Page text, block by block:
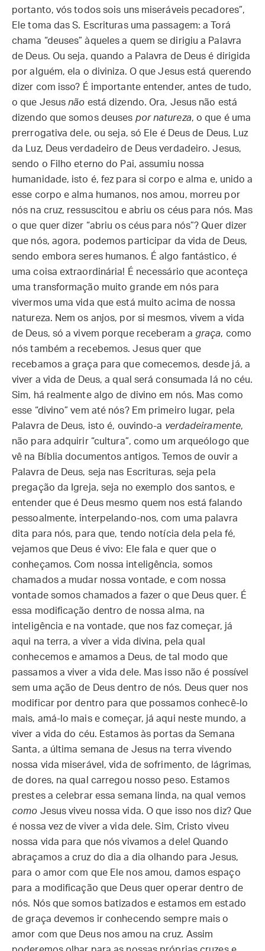
portanto, vós todos sois uns miseráveis pecadores”,
Ele toma das S. Escrituras uma passagem: a Torá
chama “deuses” àqueles a quem se dirigiu a Palavra
de Deus. Ou seja, quando a Palavra de Deus é dirigida
por alguém, ela o diviniza. O que Jesus está querendo
dizer com isso? É importante entender, antes de tudo,
o que Jesusnão está dizendo. Ora, Jesus não está
dizendo que somos deuses por natureza, o que é uma
prerrogativa dele, ou seja, só Ele é Deus de Deus, Luz
da Luz, Deus verdadeiro de Deus verdadeiro. Jesus,
sendo o Filho eterno do Pai, assumiu nossa
humanidade, isto é, fez para si corpo e alma e, unido a
esse corpo e alma humanos, nos amou, morreu por
nós na cruz, ressuscitou e abriu os céus para nós. Mas
o que quer dizer “abriu os céus para nós”? Quer dizer
que nós, agora, podemos participar da vida de Deus,
sendo embora seres humanos. É algo fantástico, é
uma coisa extraordinária! É necessário que aconteça
uma transformação muito grande em nós para
vivermos uma vida que está muito acima de nossa
natureza. Nem os anjos, por si mesmos, vivem a vida
de Deus, só a vivem porque receberam a graça, como
nós também a recebemos. Jesus quer que
recebamos a graça para que comecemos, desde já, a
viver a vida de Deus, a qual será consumada lá no céu.
Sim, há realmente algo de divino em nós. Mas como
esse “divino” vem até nós? Em primeiro lugar, pela
Palavra de Deus, isto é, ouvindo-a verdadeiramente,
não para adquirir “cultura”, como um arqueólogo que
vê na Bíblia documentos antigos. Temos de ouvir a
Palavra de Deus, seja nas Escrituras, seja pela
pregação da Igreja, seja no exemplo dos santos, e
entender que é Deus mesmo quem nos está falando
pessoalmente, interpelando-nos, com uma palavra
dita para nós, para que, tendo notícia dela pela fé,
vejamos que Deus é vivo: Ele fala e quer que o
conheçamos. Com nossa inteligência, somos
chamados a mudar nossa vontade, e com nossa
vontade somos chamados a fazer o que Deus quer. É
essa modificação dentro de nossa alma, na
inteligência e na vontade, que nos faz começar, já
aqui na terra, a viver a vida divina, pela qual
conhecemos e amamos a Deus, de tal modo que
passamos a viver a vida dele. Mas isso não é possível
sem uma ação de Deus dentro de nós. Deus quer nos
modificar por dentro para que possamos conhecê-lo
mais, amá-lo mais e começar, já aqui neste mundo, a
viver a vida do céu. Estamos às portas da Semana
Santa, a última semana de Jesus na terra vivendo
nossa vida miserável, vida de sofrimento, de lágrimas,
de dores, na qual carregou nosso peso. Estamos
prestes a celebrar essa semana linda, na qual vemos
como Jesus viveu nossa vida. O que isso nos diz? Que
é nossa vez de viver a vida dele. Sim, Cristo viveu
nossa vida para que nós vivamos a dele! Quando
abraçamos a cruz do dia a dia olhando para Jesus,
para o amor com que Ele nos amou, damos espaço
para a modificação que Deus quer operar dentro de
nós. Nós que somos batizados e estamos em estado
de graça devemos ir conhecendo sempre mais o
amor com que Deus nos amou na cruz. Assim